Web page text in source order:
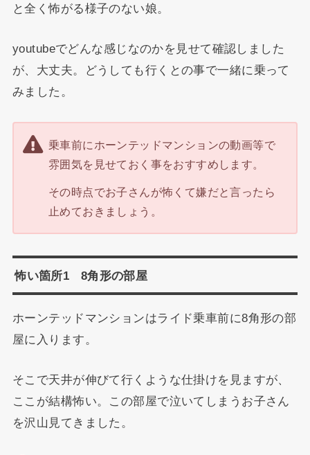
と全く怖がる様子のない娘。
youtubeでどんな感じなのかを見せて確認しました
が、大丈夫。どうしても行くとの事で一緒に乗って
みました。
乗車前にホーンテッドマンションの動画等で
雰囲気を見せておく事をおすすめします。
その時点でお子さんが怖くて嫌だと言ったら
止めておきましょう。
怖い箇所1 8角形の部屋
ホーンテッドマンションはライド乗車前に8角形の部
屋に入ります。
そこで天井が伸びて行くような仕掛けを見ますが、
ここが結構怖い。この部屋で泣いてしまうお子さん
を沢山見てきました。